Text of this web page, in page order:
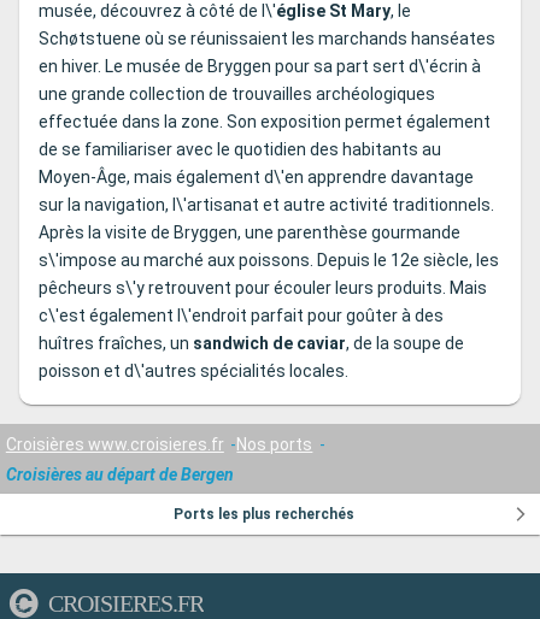
musée, découvrez à côté de l\'église St Mary, le
Schøtstuene où se réunissaient les marchands hanséates
en hiver. Le musée de Bryggen pour sa part sert d\'écrin à
une grande collection de trouvailles archéologiques
effectuée dans la zone. Son exposition permet également
de se familiariser avec le quotidien des habitants au
Moyen-Âge, mais également d\'en apprendre davantage
sur la navigation, l\'artisanat et autre activité traditionnels.
Après la visite de Bryggen, une parenthèse gourmande
s\'impose au marché aux poissons. Depuis le 12e siècle, les
pêcheurs s\'y retrouvent pour écouler leurs produits. Mais
c\'est également l\'endroit parfait pour goûter à des
huîtres fraîches, un sandwich de caviar, de la soupe de
poisson et d\'autres spécialités locales.
Croisières www.croisieres.fr
Nos ports
Croisières au départ de Bergen
Ports les plus recherchés
CROISIERES.FR